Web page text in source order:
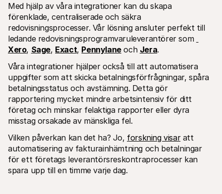
Med hjälp av våra integrationer kan du skapa
förenklade, centraliserade och säkra
redovisningsprocesser. Vår lösning ansluter perfekt till
ledande redovisningsprogramvaruleverantörer som
Xero, Sage, Exact, Pennylane och Jera.
Våra integrationer hjälper också till att automatisera
uppgifter som att skicka betalningsförfrågningar, spåra
betalningsstatus och avstämning. Detta gör
rapportering mycket mindre arbetsintensiv för ditt
företag och minskar felaktiga rapporter eller dyra
misstag orsakade av mänskliga fel.
Vilken påverkan kan det ha? Jo, forskning visar att
automatisering av fakturainhämtning och betalningar
för ett företags leverantörsreskontraprocesser kan
spara upp till en timme varje dag.